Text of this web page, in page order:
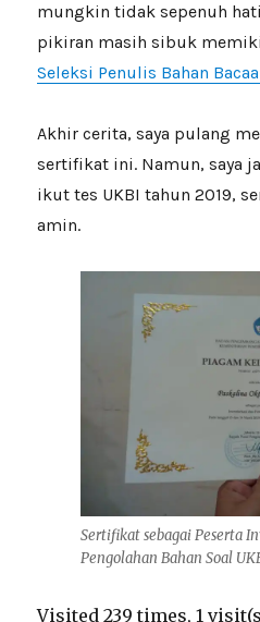
mungkin tidak sepenuh
pikiran masih sibuk
Seleksi Penulis Bahan
Akhir cerita, saya pulang
sertifikat ini. Namun, saya
ikut tes UKBI tahun 2019,
amin.
Sertifikat sebagai Peserta
Pengolahan Bahan Soal
Visited 239 times, 1